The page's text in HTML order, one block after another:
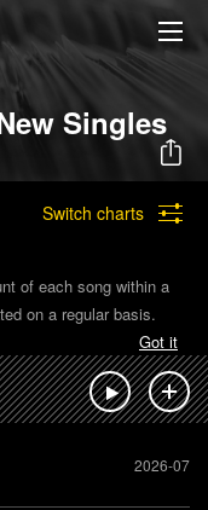
Singles
Switch charts
of each song within a
on a regular basis.
Got it
2026-07